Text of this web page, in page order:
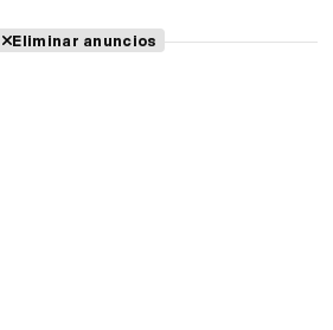
Eliminar anuncios